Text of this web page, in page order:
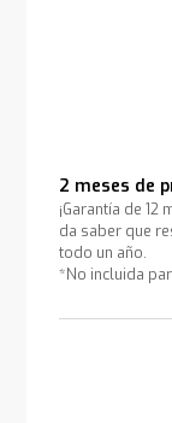
2 meses de
¡Garantía de
da saber que
todo un año.
*No incluida